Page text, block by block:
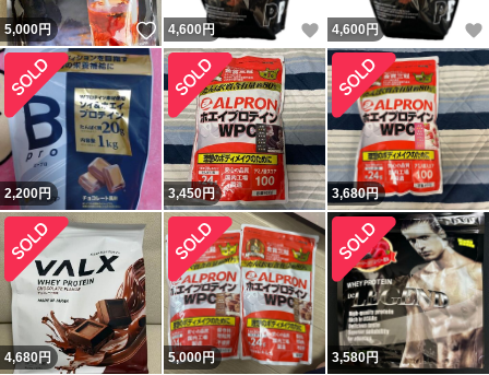
5,000円 いいね！
4,600 円 いいね！
4,600 円
2,200円 3,450円 3,680円
4,680円 5,000円 3,580円